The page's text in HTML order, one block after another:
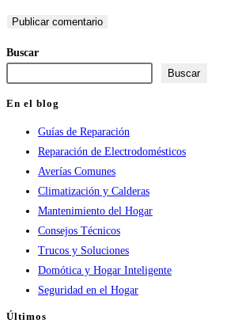
usuario
comentar
electrónico
comentar
tu
(opcional)
Buscar
Buscar
En el blog
Guías de Reparación
Reparación de Electrodomésticos
Averías Comunes
Climatización y Calderas
Mantenimiento del Hogar
Consejos Técnicos
Trucos y Soluciones
Domótica y Hogar Inteligente
Seguridad en el Hogar
Últimos